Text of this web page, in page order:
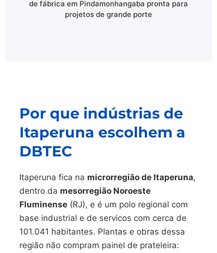
de fábrica em Pindamonhangaba pronta para
projetos de grande porte
Por que indústrias de
Itaperuna escolhem a
DBTEC
Itaperuna fica na microrregião de Itaperuna,
dentro da mesorregião Noroeste
Fluminense (RJ), e é um polo regional com
base industrial e de servicos com cerca de
101.041 habitantes. Plantas e obras dessa
região não compram painel de prateleira: